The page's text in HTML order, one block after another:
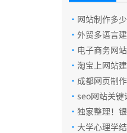
· 网站制作多
· 外贸多语言
· 电子商务网
· 淘宝上网站
· 成都网页制
· seo网站关键
· 独家整理！
所幼儿园，布
· 大学心理学